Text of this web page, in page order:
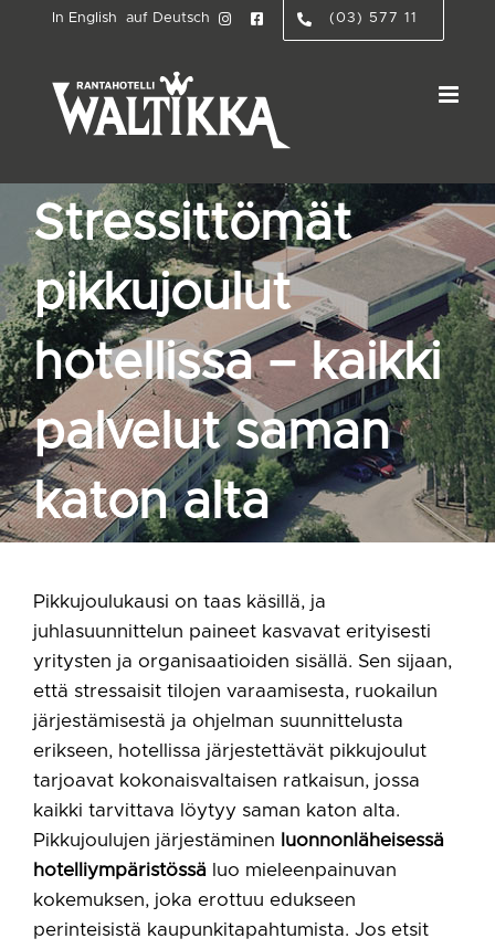
In English auf Deutsch (03) 577 11
Stressittömät
pikkujoulut
hotellissa – kaikki
palvelut saman
katon alta
Pikkujoulukausi on taas käsillä, ja
juhlasuunnittelun paineet kasvavat erityisesti
yritysten ja organisaatioiden sisällä. Sen sijaan,
että stressaisit tilojen varaamisesta, ruokailun
järjestämisestä ja ohjelman suunnittelusta
erikseen, hotellissa järjestettävät pikkujoulut
tarjoavat kokonaisvaltaisen ratkaisun, jossa
kaikki tarvittava löytyy saman katon alta.
Pikkujoulujen järjestäminen
luonnonläheisessä
hotelliympäristössä luo mieleenpainuvan
kokemuksen, joka erottuu edukseen
perinteisistä kaupunkitapahtumista. Jos etsit